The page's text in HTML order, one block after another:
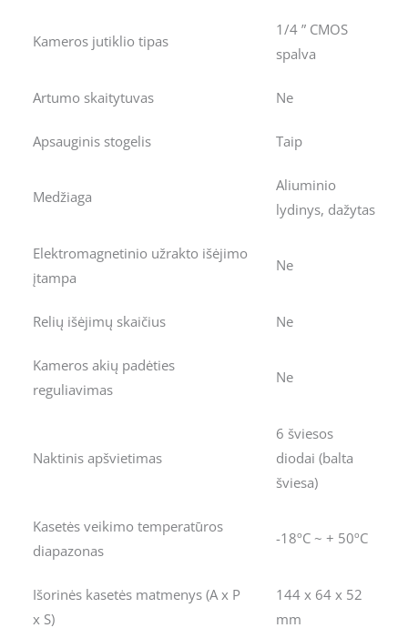
Kameros jutiklio tipas
1/4 ” CMOS
spalva
Artumo skaitytuvas Ne
Apsauginis stogelis Taip
Medžiaga
Aliuminio
lydinys, dažytas
Elektromagnetinio užrakto išėjimo
įtampa
Ne
Relių išėjimų skaičius Ne
Kameros akių padėties
reguliavimas
Ne
Naktinis apšvietimas
6 šviesos
diodai (balta
šviesa)
Kasetės veikimo temperatūros
diapazonas
-18ºC ~ + 50ºC
Išorinės kasetės matmenys (A x P
x S)
144 x 64 x 52
mm